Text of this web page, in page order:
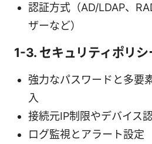
認証方式（AD/LDAP、
ザーなど）
1-3. セキュリティポリ
強力なパスワードと多要
入
接続元IP制限やデバイス
ログ監視とアラート設定